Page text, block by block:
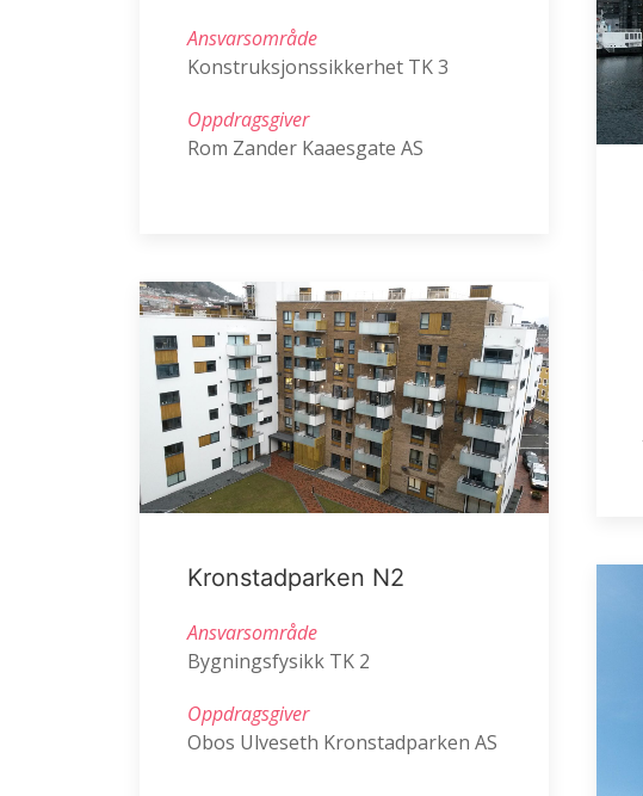
Ansvarsområde
Konstruksjonssikkerhet TK 3
Oppdragsgiver
Rom Zander Kaaesgate AS
Kronstadparken N2
Ansvarsområde
Bygningsfysikk TK 2
Oppdragsgiver
Obos Ulveseth Kronstadparken AS